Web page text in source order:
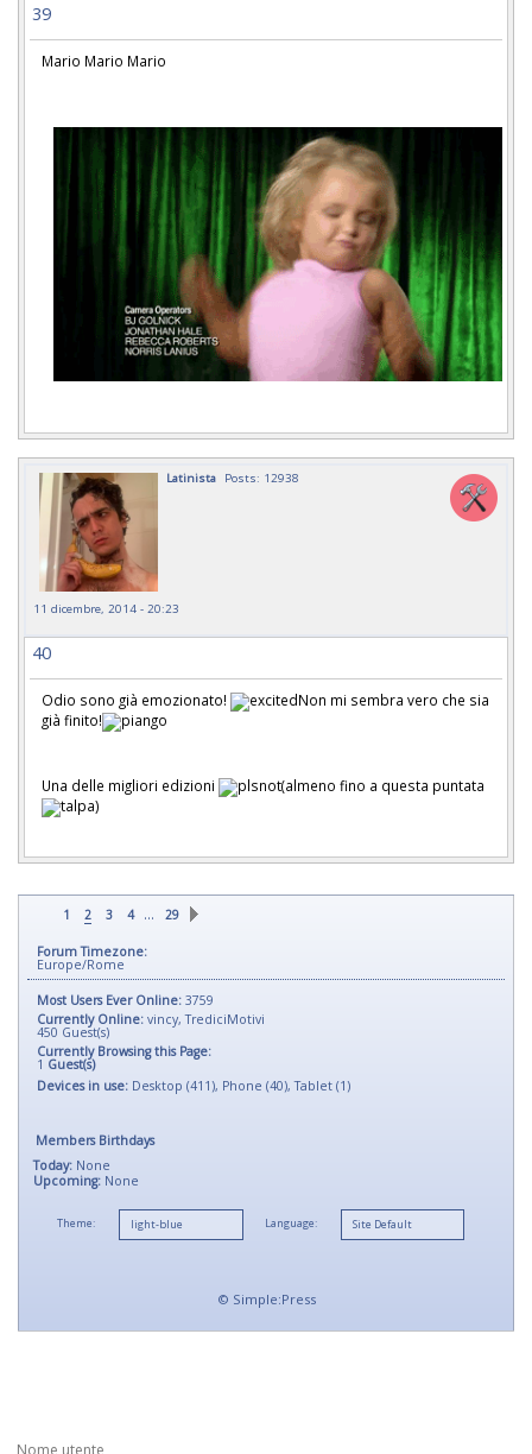
39
Mario Mario Mario
Latinista Posts: 12938
11 dicembre, 2014 - 20:23
40
Odio sono già emozionato!
Non mi sembra vero che sia
già finito!
Una delle migliori edizioni
(almeno fino a questa puntata
)
1 2 3 4 … 29
Forum Timezone:
Europe/Rome
Most Users Ever Online: 3759
Currently Online: vincy,TrediciMotivi
450 Guest(s)
Currently Browsing this Page:
1 Guest(s)
Devices in use: Desktop (411), Phone (40), Tablet (1)
Members Birthdays
Today: None
Upcoming: None
Theme: Language:
© Simple:Press
Nome utente